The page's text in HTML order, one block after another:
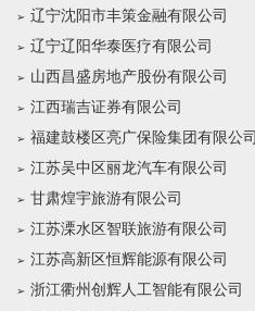
辽宁沈阳市丰策金融有限公司
辽宁辽阳华泰医疗有限公司
山西昌盛房地产股份有限公司
江西瑞吉证券有限公司
福建鼓楼区亮广保险集团有限公司
江苏吴中区丽龙汽车有限公司
甘肃煌宇旅游有限公司
江苏溧水区智联旅游有限公司
江苏高新区恒辉能源有限公司
浙江衢州创辉人工智能有限公司